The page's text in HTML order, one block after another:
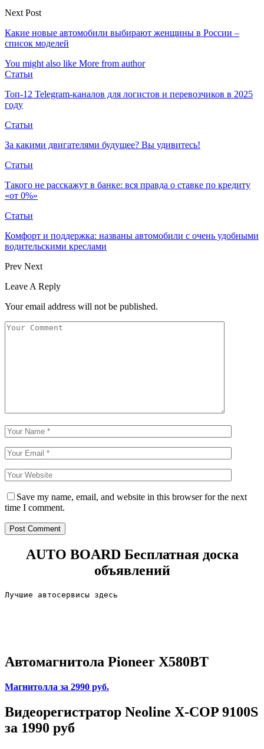
Next Post
Какие новые автомобили выбирают женщины в России –
список моделей
You might also like More from author
Статьи
Топ-12 Telegram-каналов для логистов и перевозчиков в 2025
году
Статьи
За какими двигателями будущее? Вы удивитесь!
Статьи
Такого не расскажут в банке: вся правда о ставке по кредиту
«от 0%»
Статьи
Комфорт и поддержка: названы автомобили с очень удобными
водительскими креслами
Prev Next
Leave A Reply
Your email address will not be published.
Save my name, email, and website in this browser for the next
time I comment.
AUTO BOARDБесплатная доска
объявлений
Лучшие автосервисы здесь
Автомагнитола Pioneer X580BT
Магнитолла за 2990 руб.
Видеорегистратор Neoline X-COP 9100S
за 1990 руб